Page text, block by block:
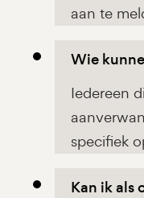
aan te
Wie
Iedereen
specifiek
Kan ik als